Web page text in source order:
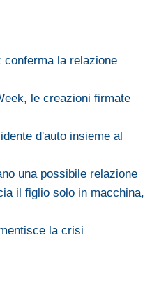
la relazione
le creazioni firmate
d'auto insieme al
una possibile relazione
il figlio solo in macchina,
la crisi